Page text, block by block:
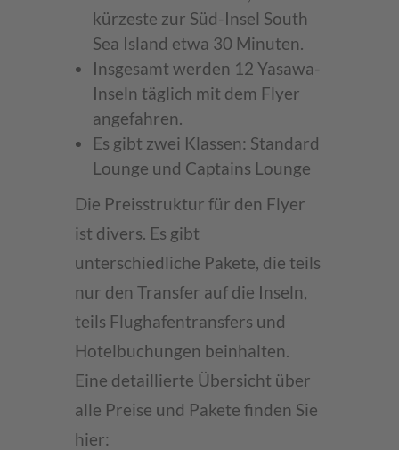
kürzeste zur Süd-Insel South
Sea Island etwa 30 Minuten.
Insgesamt werden 12 Yasawa-
Inseln täglich mit dem Flyer
angefahren.
Es gibt zwei Klassen: Standard
Lounge und Captains Lounge
Die Preisstruktur für den Flyer
ist divers. Es gibt
unterschiedliche Pakete, die teils
nur den Transfer auf die Inseln,
teils Flughafentransfers und
Hotelbuchungen beinhalten.
Eine detaillierte Übersicht über
alle Preise und Pakete finden Sie
hier: